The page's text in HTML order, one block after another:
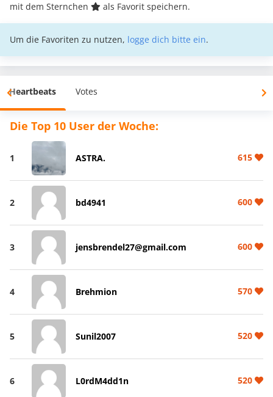
mit dem Sternchen
als Favorit speichern.
Um die Favoriten zu nutzen, logge dich bitte ein.
Heartbeats Votes
Die Top 10 User der Woche:
1 ASTRA. 615
2 bd4941 600
3 jensbrendel27@gmail.com 600
4 Brehmion 570
5 Sunil2007 520
6 L0rdM4dd1n 520